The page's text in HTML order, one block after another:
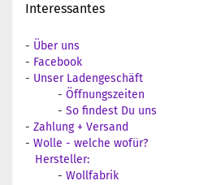
Interessantes
- Über uns
- Facebook
- Unser Ladengeschäft
- Öffnungszeiten
- So findest Du uns
- Zahlung + Versand
- Wolle - welche wofür?
Hersteller:
- Wollfabrik